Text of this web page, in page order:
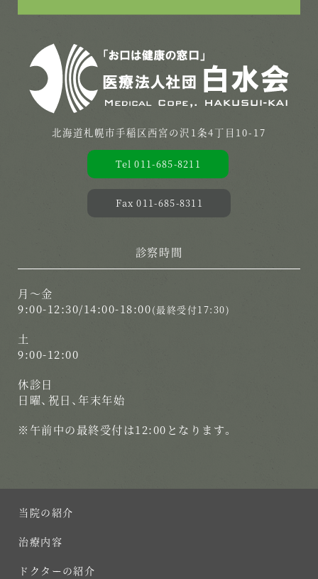
北海道札幌市手稲区西宮の沢1条4丁目10-17
Tel 011-685-8211
Fax 011-685-8311
診察時間
月〜金
9:00-12:30/14:00-18:00(最終受付17:30)
土
9:00-12:00
休診日
日曜、祝日、年末年始
※午前中の最終受付は12:00となります。
当院の紹介
治療内容
ドクターの紹介